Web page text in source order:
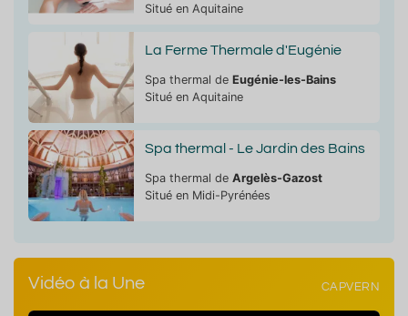
Situé en Aquitaine
La Ferme Thermale d'Eugénie
Spa thermal de Eugénie-les-Bains
Situé en Aquitaine
Spa thermal - Le Jardin des Bains
Spa thermal de Argelès-Gazost
Situé en Midi-Pyrénées
Vidéo à la Une CAPVERN